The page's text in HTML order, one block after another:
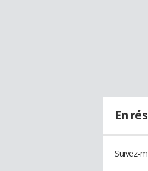
En
Suivez-